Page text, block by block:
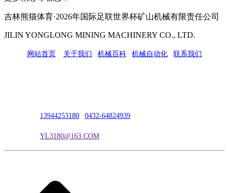
吉林熊猫体育·2026年国际足联世界杯矿山机械有限责任公司
JILIN YONGLONG MINING MACHINERY CO., LTD.
网站首页 关于我们 机械百科 机械自动化 联系我们
13944253180 0432-64824939
YL3180@163.COM